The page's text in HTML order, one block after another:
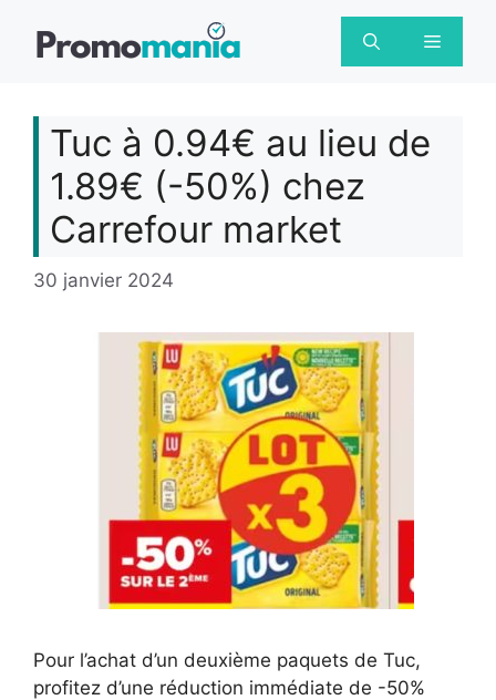
Menu
Tuc à 0.94€ au lieu de
1.89€ (-50%) chez
Carrefour market
30 janvier 2024
Pour l’achat d’un deuxième paquets de Tuc,
profitez d’une réduction immédiate de -50%